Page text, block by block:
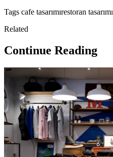
Tags cafe tasarımırestoran tasarımı
Related
Continue Reading